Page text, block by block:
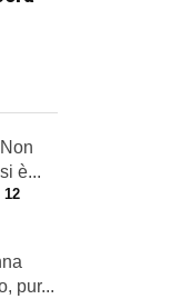
è...
12
pur...